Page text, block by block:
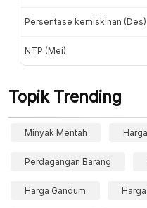
Persentase kemiskinan (Des)
NTP (Mei)
Topik Trending
Minyak Mentah
Perdagangan Barang
Harga Gandum